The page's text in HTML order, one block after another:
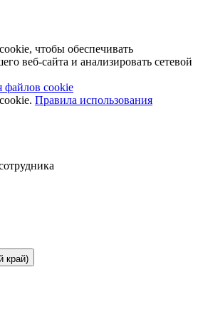
чтобы обеспечивать
веб-сайта и анализировать сетевой
файлов cookie
Правила использования
край)